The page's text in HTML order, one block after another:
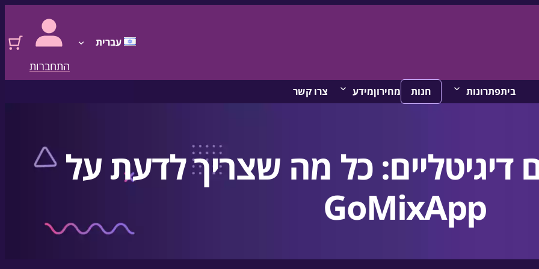
עברית
התחברות
ביתפתרונות חנות מחירוןמידע צרו קשר
דיגיטליים: כל מה שצריך לדעת על
GoMixApp